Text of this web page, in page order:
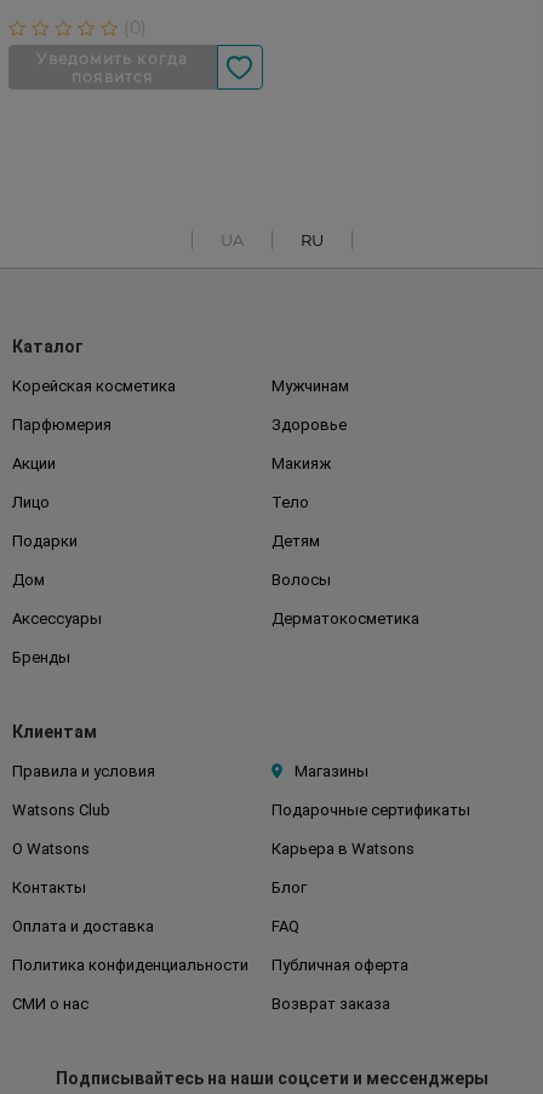
UA RU
Каталог
Корейская косметика Мужчинам
Парфюмерия Здоровье
Акции Макияж
Лицо Тело
Подарки Детям
Дом Волосы
Аксессуары Дерматокосметика
Бренды
Клиентам
Правила и условия Магазины
Watsons Club Подарочные сертификаты
О Watsons Карьера в Watsons
Контакты Блог
Оплата и доставка FAQ
Политика конфиденциальности Публичная оферта
СМИ о нас Возврат заказа
Подписывайтесьна наши соцсети и мессенджеры